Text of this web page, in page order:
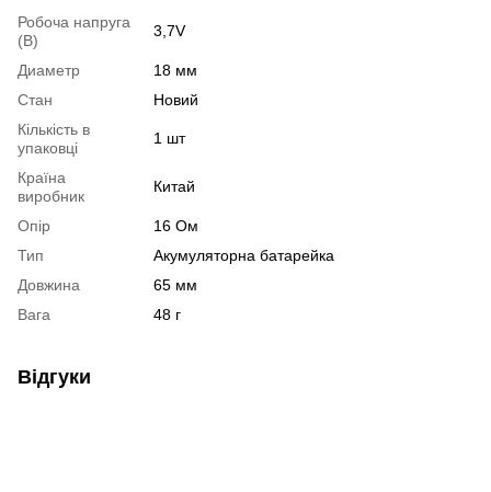
Робоча напруга
(В)
3,7V
Диаметр
18 мм
Стан
Новий
Кількість в
упаковці
1 шт
Країна
виробник
Китай
Опір
16 Ом
Тип
Акумуляторна батарейка
Довжина
65 мм
Вага
48 г
Відгуки